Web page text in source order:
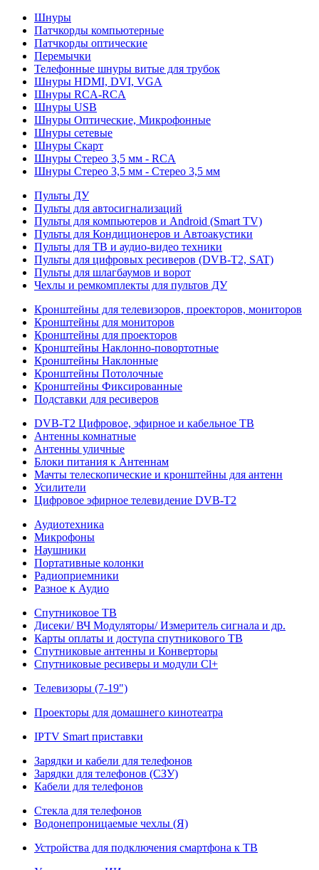
Шнуры
Патчкорды компьютерные
Патчкорды оптические
Перемычки
Телефонные шнуры витые для трубок
Шнуры HDMI, DVI, VGA
Шнуры RCA-RCA
Шнуры USB
Шнуры Оптические, Микрофонные
Шнуры сетевые
Шнуры Скарт
Шнуры Стерео 3,5 мм - RCA
Шнуры Стерео 3,5 мм - Стерео 3,5 мм
Пульты ДУ
Пульты для автосигнализаций
Пульты для компьютеров и Android (Smart TV)
Пульты для Кондиционеров и Автоакустики
Пульты для ТВ и аудио-видео техники
Пульты для цифровых ресиверов (DVB-T2, SAT)
Пульты для шлагбаумов и ворот
Чехлы и ремкомплекты для пультов ДУ
Кронштейны для телевизоров, проекторов, мониторов
Кронштейны для мониторов
Кронштейны для проекторов
Кронштейны Наклонно-повортотные
Кронштейны Наклонные
Кронштейны Потолочные
Кронштейны Фиксированные
Подставки для ресиверов
DVB-T2 Цифровое, эфирное и кабельное ТВ
Антенны комнатные
Антенны уличные
Блоки питания к Антеннам
Мачты телескопические и кронштейны для антенн
Усилители
Цифровое эфирное телевидение DVB-Т2
Аудиотехника
Микрофоны
Наушники
Портативные колонки
Радиоприемники
Разное к Аудио
Спутниковое ТВ
Дисеки/ ВЧ Модуляторы/ Измеритель сигнала и др.
Карты оплаты и доступа спутникового ТВ
Спутниковые антенны и Конверторы
Спутниковые ресиверы и модули Cl+
Телевизоры (7-19")
Проекторы для домашнего кинотеатра
IPTV Smart приставки
Зарядки и кабели для телефонов
Зарядки для телефонов (СЗУ)
Кабели для телефонов
Стекла для телефонов
Водонепроницаемые чехлы (Я)
Устройства для подключения смартфона к ТВ